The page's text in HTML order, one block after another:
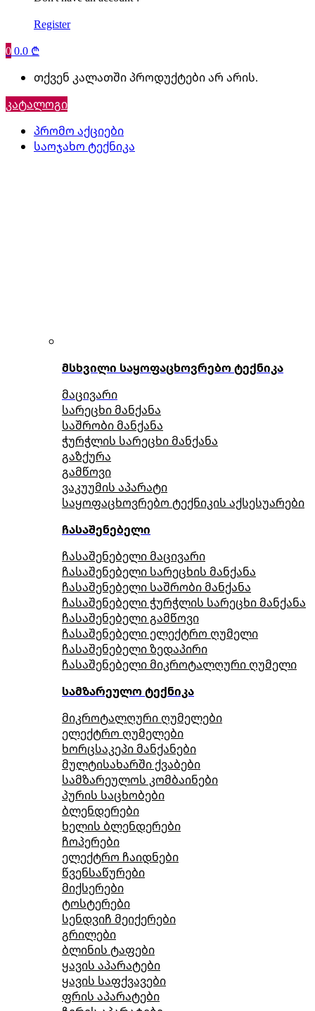
Register
00.0 ₾
თქვენ კალათში პროდუქტები არ არის.
კატალოგი
პრომო აქციები
საოჯახო ტექნიკა
მსხვილი საყოფაცხოვრებო ტექნიკა
მაცივარი
სარეცხი მანქანა
საშრობი მანქანა
ჭურჭლის სარეცხი მანქანა
გაზქურა
გამწოვი
ვაკუუმის აპარატი
საყოფაცხოვრებო ტექნიკის აქსესუარები
ჩასაშენებელი
ჩასაშენებელი მაცივარი
ჩასაშენებელი სარეცხის მანქანა
ჩასაშენებელი საშრობი მანქანა
ჩასაშენებელი ჭურჭლის სარეცხი მანქანა
ჩასაშენებელი გამწოვი
ჩასაშენებელი ელექტრო ღუმელი
ჩასაშენებელი ზედაპირი
ჩასაშენებელი მიკროტალღური ღუმელი
სამზარეულო ტექნიკა
მიკროტალღური ღუმელები
ელექტრო ღუმელები
ხორცსაკეპი მანქანები
მულტისახარში ქვაბები
სამზარეულოს კომბაინები
პურის საცხობები
ბლენდერები
ხელის ბლენდერები
ჩოპერები
ელექტრო ჩაიდნები
წვენსაწურები
მიქსერები
ტოსტერები
სენდვიჩ მეიქერები
გრილები
ბლინის ტაფები
ყავის აპარატები
ყავის საფქვავები
ფრის აპარატები